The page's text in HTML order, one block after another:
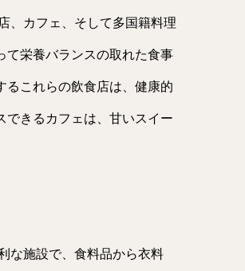
、カフェ、そして多国籍料理
て栄養バランスの取れた食事
るこれらの飲食店は、健康的
できるカフェは、甘いスイー
な施設で、食料品から衣料